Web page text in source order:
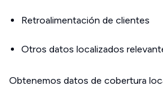
Retroalimentación de clientes
Otros datos localizados
Obtenemos datos de cobertura